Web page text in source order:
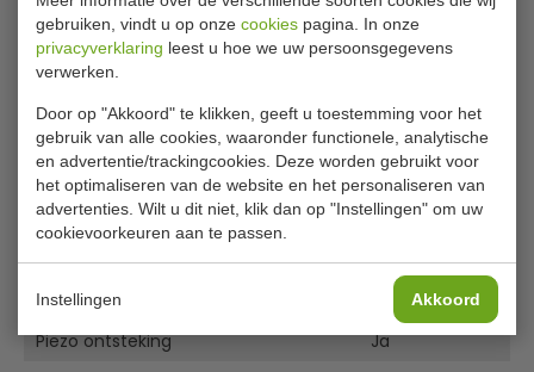
gebruiken, vindt u op onze cookies pagina. In onze
privacyverklaring leest u hoe we uw persoonsgegevens
verwerken.
Door op "Akkoord" te klikken, geeft u toestemming voor het
gebruik van alle cookies, waaronder functionele, analytische
en advertentie/trackingcookies. Deze worden gebruikt voor
het optimaliseren van de website en het personaliseren van
advertenties. Wilt u dit niet, klik dan op "Instellingen" om uw
cookievoorkeuren aan te passen.
Instellingen Akkoord
Extra Opties : Voor extra functionaliteit en gemak
kunt u kiezen voor deuren bij de open
onderkastmodellen, wat zorgt voor extra opbergruimte
opbouw Oven : Kies voor een model met een oven
voor extra bakcapaciteiten. Ideaal voor het bakken van
gerechten of het warmhouden van voedsel terwijl u
erbovenop andere ingrediënten bereidt.
Voordelen
: Met verschillende configuraties en
het aantal pitten, is de Base 700 serie aanpasbaar aan
elke kookbehoefte en keukenomvang.
: De gasforuizen zijn ontworpen voor een
Model
7178.0585
Uitvoering
Gas
Model
Staand model
Brandercap. (Kw) /indel.
4 X 6,5
Kookplaatvermogen/ indeling (kW)
1 X 6,5
Hoogte stelpoten (mm)
Piëzo ontsteking
Ja